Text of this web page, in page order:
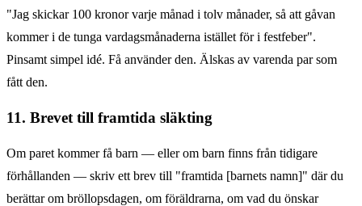
"Jag skickar 100 kronor varje månad i tolv månader, så att gåvan
kommer i de tunga vardagsmånaderna istället för i festfeber".
Pinsamt simpel idé. Få använder den. Älskas av varenda par som
fått den.
11. Brevet till framtida släkting
Om paret kommer få barn — eller om barn finns från tidigare
förhållanden — skriv ett brev till "framtida [barnets namn]" där du
berättar om bröllopsdagen, om föräldrarna, om vad du önskar